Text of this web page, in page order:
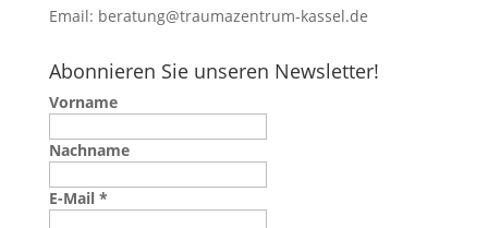
Email: beratung@traumazentrum-kassel.de
Abonnieren Sie unseren Newsletter!
Vorname
Nachname
E-Mail *